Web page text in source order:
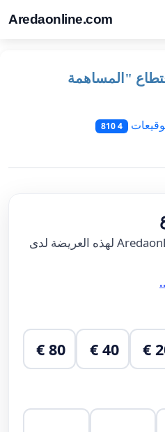
Aredaonline.com
"المساهمة
4 810
40 €
80 €